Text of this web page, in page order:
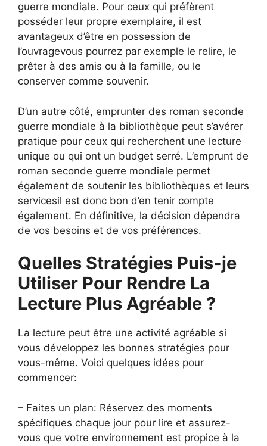
guerre mondiale. Pour ceux qui préfèrent
posséder leur propre exemplaire, il est
avantageux d’être en possession de
l’ouvragevous pourrez par exemple le relire, le
prêter à des amis ou à la famille, ou le
conserver comme souvenir.
D’un autre côté, emprunter des roman seconde
guerre mondiale à la bibliothèque peut s’avérer
pratique pour ceux qui recherchent une lecture
unique ou qui ont un budget serré. L’emprunt de
roman seconde guerre mondiale permet
également de soutenir les bibliothèques et leurs
servicesil est donc bon d’en tenir compte
également. En définitive, la décision dépendra
de vos besoins et de vos préférences.
Quelles Stratégies Puis-je
Utiliser Pour Rendre La
Lecture Plus Agréable ?
La lecture peut être une activité agréable si
vous développez les bonnes stratégies pour
vous-même. Voici quelques idées pour
commencer:
– Faites un plan: Réservez des moments
spécifiques chaque jour pour lire et assurez-
vous que votre environnement est propice à la